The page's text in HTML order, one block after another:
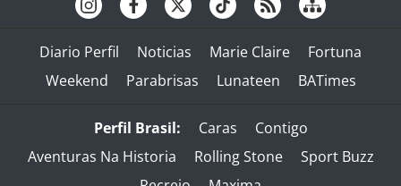
Diario Perfil Noticias Marie Claire
Fortuna
Weekend
Parabrisas Lunateen BATimes
Perfil Brasil: Caras
Contigo
Aventuras Na Historia
Rolling Stone
Sport Buzz